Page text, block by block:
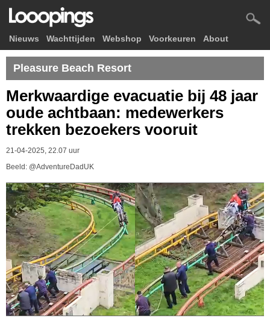
Nieuws Wachttijden Webshop Voorkeuren About
Pleasure Beach Resort
Merkwaardige evacuatie bij 48 jaar
oude achtbaan: medewerkers
trekken bezoekers vooruit
21-04-2025, 22.07 uur
Beeld: @AdventureDadUK